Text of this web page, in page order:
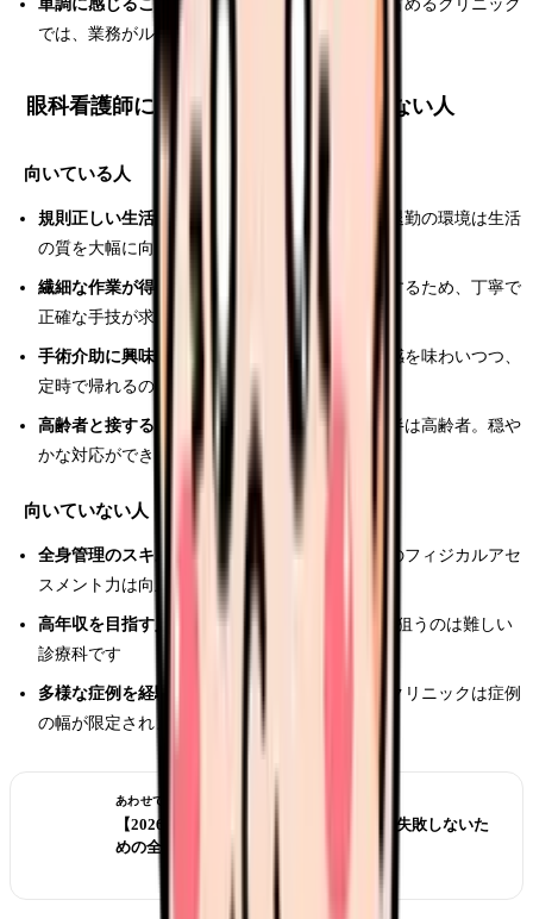
単調に感じることがある：
白内障手術が大半を占めるクリニック
では、業務がルーティン化しやすい
眼科看護師に向いている人・向いていない人
向いている人
規則正しい生活を送りたい人：
夜勤なし・定時退勤の環境は生活
の質を大幅に向上させます
繊細な作業が得意な人：
微小な眼の手術を介助するため、丁寧で
正確な手技が求められます
手術介助に興味がある人：
手術室のような緊張感を味わいつつ、
定時で帰れるのは眼科ならでは
高齢者と接するのが好きな人：
白内障患者の大半は高齢者。穏や
かな対応ができる人に向いています
向いていない人
全身管理のスキルを磨きたい人：
眼科では全身のフィジカルアセ
スメント力は向上しにくい
高年収を目指す人：
日勤のみで年収500万円超を狙うのは難しい
診療科です
多様な症例を経験したい人：
白内障手術中心のクリニックは症例
の幅が限定されます
あわせて読みたい
【2026年版】看護師転職の完全ガイド｜失敗しないた
めの全知識